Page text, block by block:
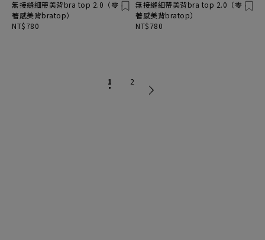
無接縫細帶美背bra top 2.0（零
著感美背bratop）
NT$780
無接縫細帶美背bra top 2.0（零
著感美背bratop）
NT$780
1 2